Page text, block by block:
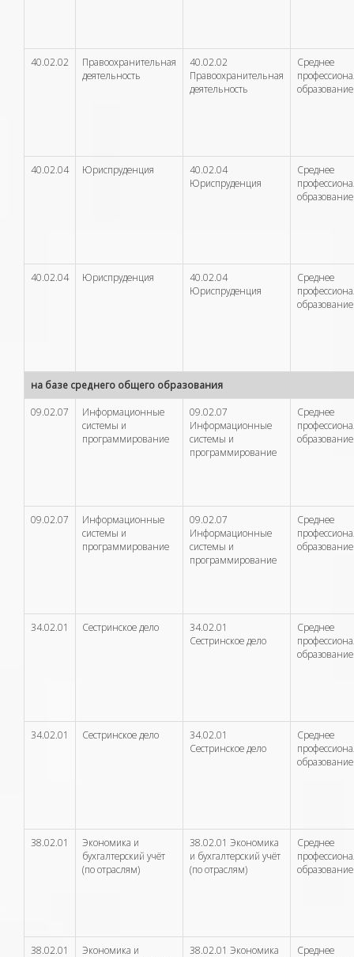
40.02.02
Правоохранительная
деятельность
40.02.02
Правоохранительная
деятельность
Среднее
образование
40.02.04 Юриспруденция
40.02.04
Юриспруденция
Среднее
образование
40.02.04 Юриспруденция
40.02.04
Юриспруденция
Среднее
образование
на базе среднего общего образования
09.02.07
Информационные
системы и
программирование
09.02.07
Информационные
системы и
программирование
Среднее
образование
09.02.07
Информационные
системы и
программирование
09.02.07
Информационные
системы и
программирование
Среднее
образование
34.02.01 Сестринское дело
34.02.01
Сестринское дело
Среднее
образование
34.02.01 Сестринское дело
34.02.01
Сестринское дело
Среднее
образование
38.02.01
Экономика и
бухгалтерский учёт
(по отраслям)
38.02.01 Экономика
и бухгалтерский учёт
(по отраслям)
Среднее
образование
38.02.01
Экономика и
38.02.01 Экономика
Среднее